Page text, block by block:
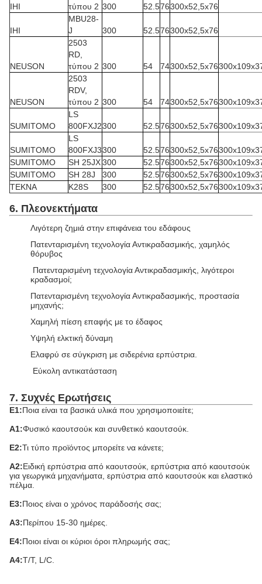
IHI
τύπου 2 300 52.576300x52,5x76
IHI
MBU28-
J
300 52.576300x52,5x76
NEUSON
2503
RD,
τύπου 2 300 54 74300x52,5x76
NEUSON
2503
RDV,
τύπου 2 300 54 74300x52,5x76
SUMITOMO
LS
800FXJ2300 52.576300x52,5x76
SUMITOMO
LS
800FXJ3300 52.576300x52,5x76
SUMITOMO
SH 25JX300 52.576300x52,5x76
SUMITOMO
SH 28J 300 52.576300x52,5x76
TEKNA
K28S 300 52.576300x52,5x76
6. Πλεονεκτήματα
Λιγότερη ζημιά στην επιφάνεια του εδάφους
Πατενταρισμένη τεχνολογία Αντικραδασμικής, χαμηλός
θόρυβος
Πατενταρισμένη τεχνολογία Αντικραδασμικής, λιγότεροι
κραδασμοί;
Πατενταρισμένη τεχνολογία Αντικραδασμικής, προστασία
μηχανής;
Χαμηλή πίεση επαφής με το έδαφος
Υψηλή ελκτική δύναμη
Ελαφρύ σε σύγκριση με σιδερένια ερπύστρια.
Εύκολη αντικατάσταση
7. Συχνές Ερωτήσεις
Ε1:Ποια είναι τα βασικά υλικά που χρησιμοποιείτε;
Α1:Φυσικό καουτσούκ και συνθετικό καουτσούκ.
Ε2:Τι τύπο προϊόντος μπορείτε να κάνετε;
Α2:Ειδική ερπύστρια από καουτσούκ, ερπύστρια από καουτσούκ
για γεωργικά μηχανήματα, ερπύστρια από καουτσούκ και ελαστικό
πέλμα.
Ε3:Ποιος είναι ο χρόνος παράδοσής σας;
Α3:Περίπου 15-30 ημέρες.
Ε4:Ποιοι είναι οι κύριοι όροι πληρωμής σας;
Α4:T/T, L/C.